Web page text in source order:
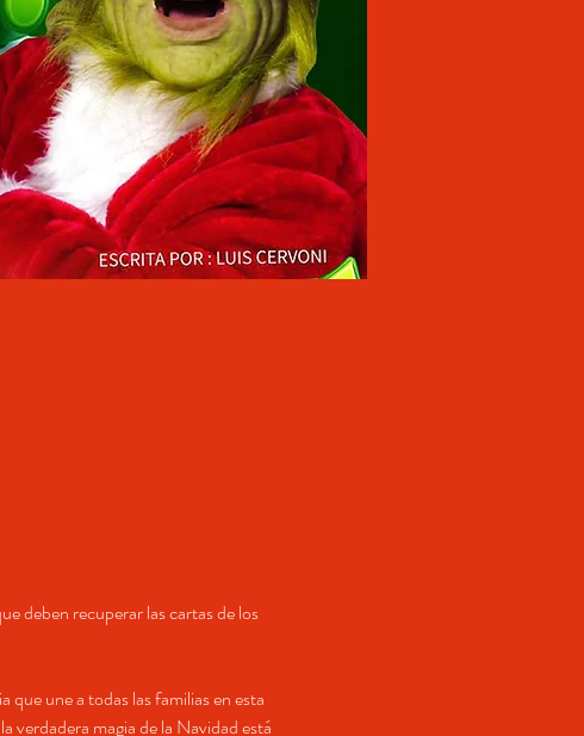
deben recuperar las cartas de los
une a todas las familias en esta
verdadera magia de la Navidad está